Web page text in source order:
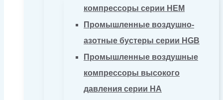
компрессоры серии HEM
Промышленные воздушно-
азотные бустеры серии HGB
Промышленные воздушные
компрессоры высокого
давления серии HA